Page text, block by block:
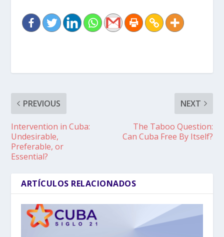
PREVIOUS
Intervention in Cuba:
Undesirable,
Preferable, or
Essential?
NEXT
The Taboo Question:
Can Cuba Free By Itself?
ARTÍCULOS RELACIONADOS